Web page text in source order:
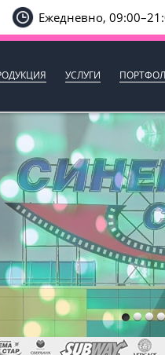
Ежедневно,
УСЛУГИ